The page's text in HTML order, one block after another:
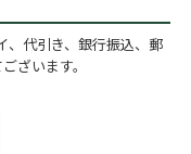
、代引き、銀行振込、郵
ざいます。